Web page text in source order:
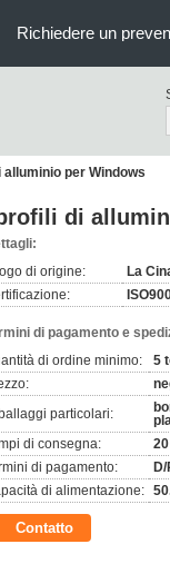
Richiedere un
per Windows
di
di origine:
La
di pagamento e
di ordine minimo:
5
particolari:
di consegna:
di pagamento:
D/
di alimentazione:
Contatto